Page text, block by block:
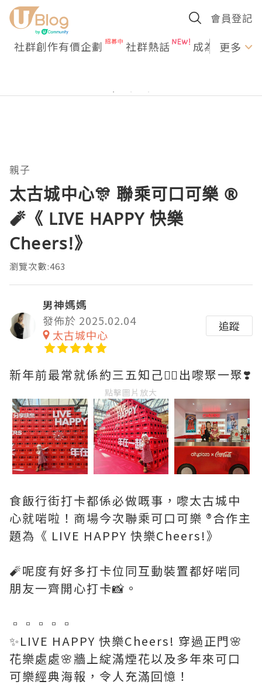
會員登記
社群創作有價企劃 社群熱話 成為U更多
親子
太古城中心🎊 聯乘可口可樂 ®
🧨《 LIVE HAPPY 快樂
Cheers!》
瀏覽次數:463
男神媽媽
發佈於 2025.02.04
太古城中心
追蹤
新年前最常就係約三五知己👯‍♀️出嚟聚一聚❣️
點擊圖片放大
食飯行街打卡都係必做嘅事，嚟太古城中
心就啱啦！商場今次聯乘可口可樂 ®合作主
題為《 LIVE HAPPY 快樂Cheers!》
🧨呢度有好多打卡位同互動裝置都好啱同
朋友一齊開心打卡📸。
▫️▫️▫️▫️▫️
✨️LIVE HAPPY 快樂Cheers! 穿過正門🌸
花樂處處🌸牆上綻滿煙花以及多年來可口
可樂經典海報，令人充滿回憶！